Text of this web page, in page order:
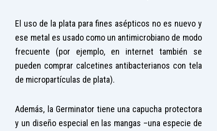
El uso de la plata para fines asépticos no es nuevo y
ese metal es usado como un antimicrobiano de modo
frecuente (por ejemplo, en internet también se
pueden comprar calcetines antibacterianos con tela
de micropartículas de plata).
Además, la Germinator tiene una capucha protectora
y un diseño especial en las mangas –una especie de